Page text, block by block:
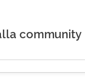
community